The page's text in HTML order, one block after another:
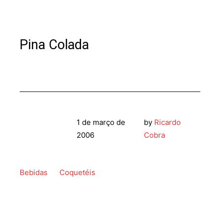
Pina Colada
1 de março de
2006
by Ricardo
Cobra
Bebidas Coquetéis